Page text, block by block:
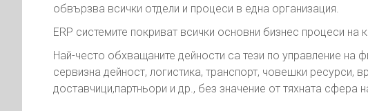
обвързва всички отдели и процеси в една организация.
ERP системите покриват всички основни бизнес процеси на
Най-често обхващаните дейности са тези по управление на
сервизна дейност, логистика, транспорт, човешки ресурси,
доставчици,партньори и др., без значение от тяхната сфера